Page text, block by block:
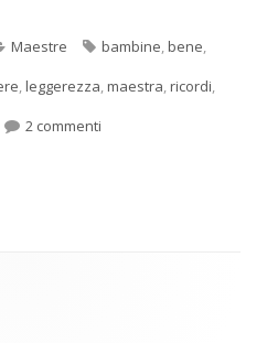
Categorie
Maestre Tag
bambine,bene,
,leggerezza,maestra,ricordi,
2 commenti